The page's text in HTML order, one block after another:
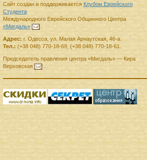
Сайт создан и поддерживается Клубом Еврейского
Студента
Международного Еврейского Общинного Центра
«Мигдаль»
.
Адрес: г. Одесса, ул. Малая Арнаутская, 46-а.
Тел.: (+38 048) 770-18-69, (+38 048) 770-18-61
Председатель правленияцентра «Мигдаль»— Кира
Верховская
.